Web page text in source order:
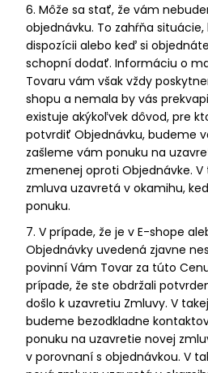
6. Môže sa stať, že vám
objednávku. To zahŕňa
dispozícii alebo keď si
schopní dodať. Informáciu o
Tovaru vám však vždy
shopu a nemala by vás
existuje akýkoľvek dôvod, pre
potvrdiť Objednávku, budeme
zašleme vám ponuku na
zmenenej oproti Objednávke.
zmluva uzavretá v okamihu,
ponuku.
7. V prípade, že je v E-shope
Objednávky uvedená zjavne
povinní Vám Tovar za túto
prípade, že ste obdržali
došlo k uzavretiu Zmluvy. V
budeme bezodkladne
ponuku na uzavretie novej
v porovnaní s objednávkou. V